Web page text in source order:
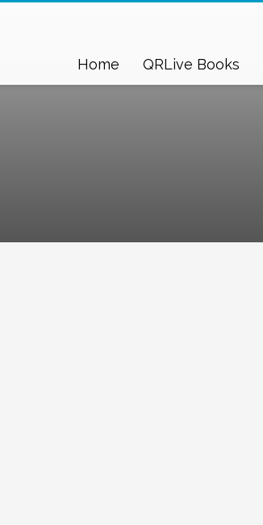
Home QRLive Books